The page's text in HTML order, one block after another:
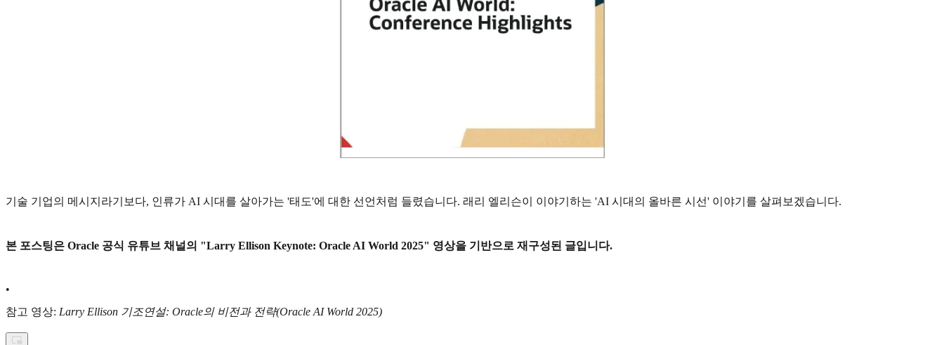
기술 기업의 메시지라기보다, 인류가 AI 시대를 살아가는 '태도'에 대한 선언처럼 들렸습니다. 래리 엘리슨이 이야기하는 'AI 시대의 올바른 시선' 이야기를 살펴보겠습니다.
본 포스팅은 Oracle 공식 유튜브 채널의 "Larry Ellison Keynote: Oracle AI World 2025" 영상을 기반으로 재구성된 글입니다.
•
참고 영상: Larry Ellison 기조연설: Oracle의 비전과 전략(Oracle AI World 2025)